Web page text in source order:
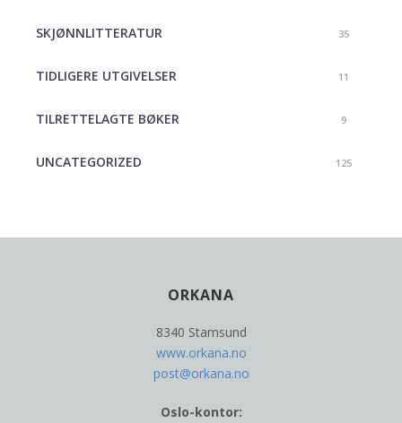
SKJØNNLITTERATUR 35
TIDLIGERE UTGIVELSER 11
TILRETTELAGTE BØKER 9
UNCATEGORIZED 125
ORKANA
8340 Stamsund
www.orkana.no
post@orkana.no
Oslo-kontor: